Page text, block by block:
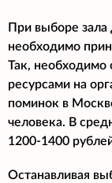
При выборе зала
необходимо
Так, необходимо
ресурсами на
поминок в
человека. В
1200-1400
Останавливая